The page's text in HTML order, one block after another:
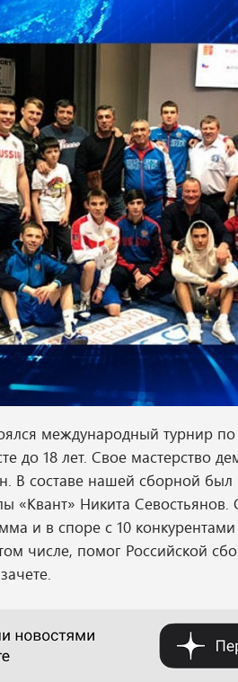
международный турнир по
до 18 лет. Свое мастерство
В составе нашей сборной был
«Квант» Никита Севостьянов.
и в споре с 10
числе, помог Российской